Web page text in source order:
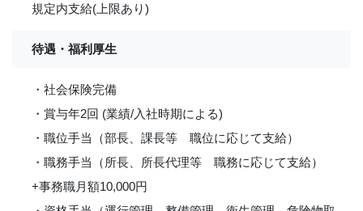
規定内支給(上限あり)
待遇・福利厚生
・社会保険完備
・賞与年2回 (業績/入社時期による)
・職位手当（部長、課長等 職位に応じて支給）
・職務手当（所長、所長代理等 職務に応じて支給）
+事務職月額10,000円